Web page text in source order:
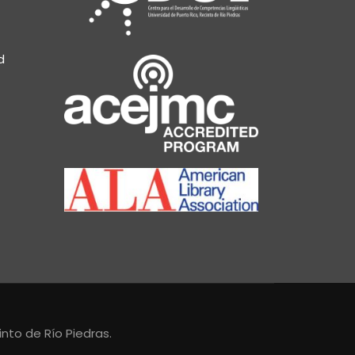
de Río Piedras.